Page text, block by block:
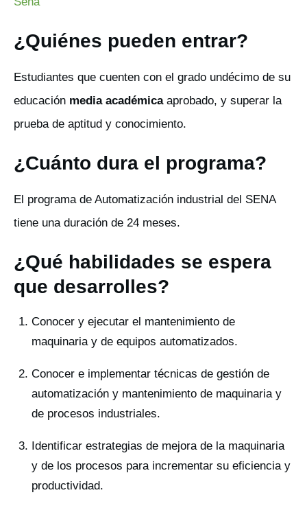
¿Quiénes pueden entrar?
Estudiantes que cuenten con el grado undécimo de su
educación media académica aprobado, y superar la
prueba de aptitud y conocimiento.
¿Cuánto dura el programa?
El programa de Automatización industrial del SENA
tiene una duración de 24 meses.
¿Qué habilidades se espera
que desarrolles?
Conocer y ejecutar el mantenimiento de
maquinaria y de equipos automatizados.
Conocer e implementar técnicas de gestión de
automatización y mantenimiento de maquinaria y
de procesos industriales.
Identificar estrategias de mejora de la maquinaria
y de los procesos para incrementar su eficiencia y
productividad.